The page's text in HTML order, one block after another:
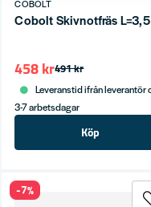
COBOLT
Cobolt Skivnotfräs
491 kr
458 kr
Leveranstid ifrån leverantör
3-7 arbetsdagar
Köp
-7%